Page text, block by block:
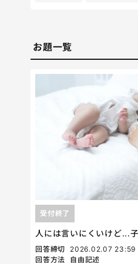
お題一覧
人には言いにくいけど...
受付終了
回答締切
2026.02.07 23:59
回答方法
自由記述